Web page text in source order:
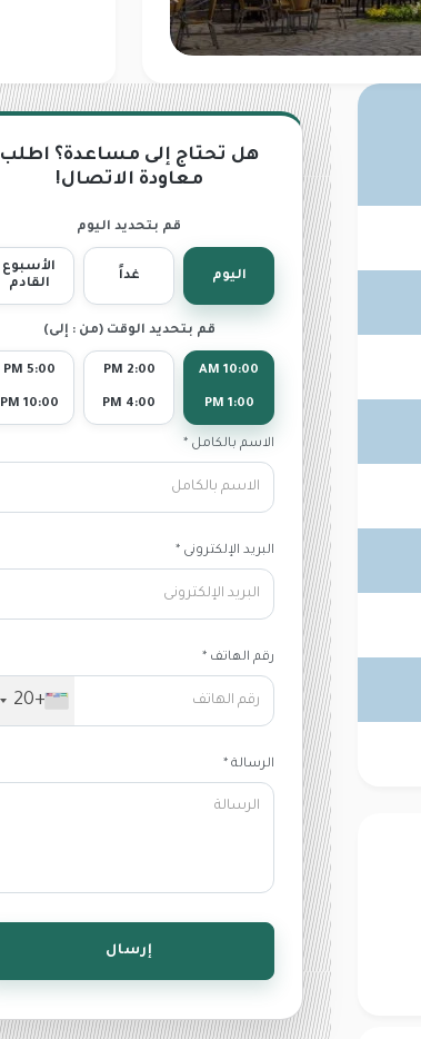
هل تحتاج إلى مساعدة؟ اطلب
معاودة الاتصال!
قم بتحديد اليوم
اليوم غداً
الأسبوع
القادم
قم بتحديد الوقت (من : إلى)
10:00 AM
1:00 PM
2:00 PM
4:00 PM
5:00 PM
10:00 PM
الاسم بالكامل *
البريد الإلكترونى *
رقم الهاتف *
+20
الرسالة *
إرسال